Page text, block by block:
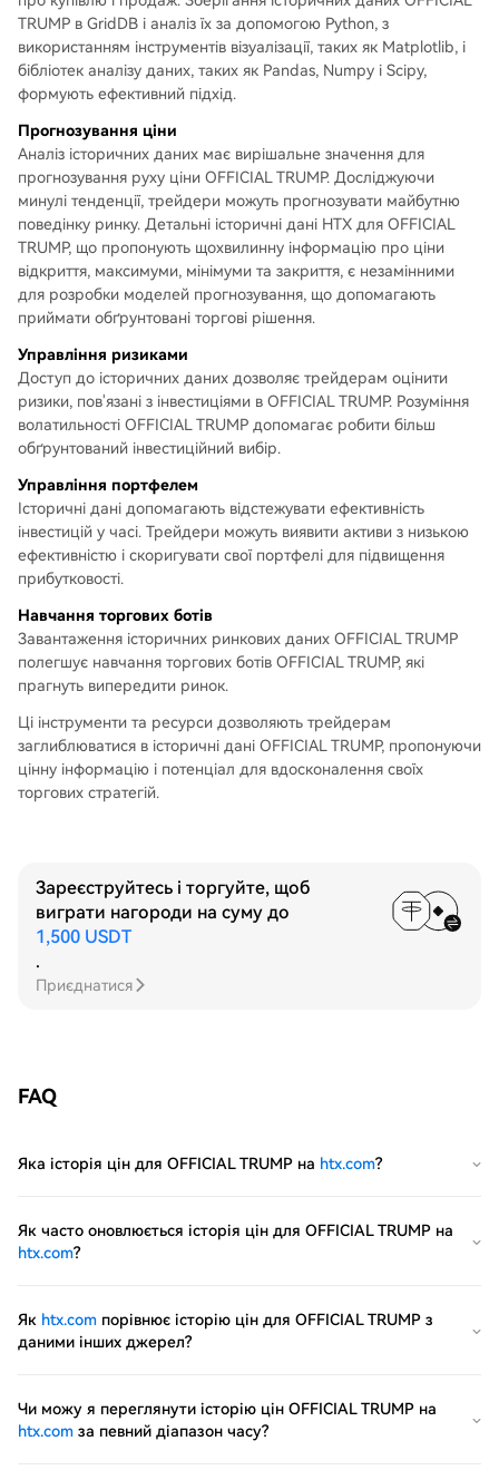
TRUMP в GridDB і аналіз їх за допомогою Python, з
використанням інструментів візуалізації, таких як Matplotlib, і
бібліотек аналізу даних, таких як Pandas, Numpy і Scipy,
формують ефективний підхід.
Прогнозування ціни
Аналіз історичних даних має вирішальне значення для
прогнозування руху ціни OFFICIAL TRUMP. Досліджуючи
минулі тенденції, трейдери можуть прогнозувати майбутню
поведінку ринку. Детальні історичні дані HTX для OFFICIAL
TRUMP, що пропонують щохвилинну інформацію про ціни
відкриття, максимуми, мінімуми та закриття, є незамінними
для розробки моделей прогнозування, що допомагають
приймати обґрунтовані торгові рішення.
Управління ризиками
Доступ до історичних даних дозволяє трейдерам оцінити
ризики, пов'язані з інвестиціями в OFFICIAL TRUMP. Розуміння
волатильності OFFICIAL TRUMP допомагає робити більш
обґрунтований інвестиційний вибір.
Управління портфелем
Історичні дані допомагають відстежувати ефективність
інвестицій у часі. Трейдери можуть виявити активи з низькою
ефективністю і скоригувати свої портфелі для підвищення
прибутковості.
Навчання торгових ботів
Завантаження історичних ринкових даних OFFICIAL TRUMP
полегшує навчання торгових ботів OFFICIAL TRUMP, які
прагнуть випередити ринок.
Ці інструменти та ресурси дозволяють трейдерам
заглиблюватися в історичні дані OFFICIAL TRUMP, пропонуючи
цінну інформацію і потенціал для вдосконалення своїх
торгових стратегій.
Зареєструйтесь і торгуйте, щоб
виграти нагороди на суму до
1,500 USDT
.
Приєднатися
FAQ
Яка історія цін для OFFICIAL TRUMP на htx.com?
Як часто оновлюється історія цін для OFFICIAL TRUMP на
htx.com?
Як htx.com порівнює історію цін для OFFICIAL TRUMP з
даними інших джерел?
Чи можу я переглянути історію цін OFFICIAL TRUMP на
htx.com за певний діапазон часу?